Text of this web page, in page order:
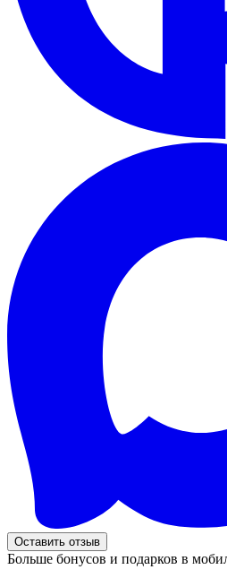
Оставить отзыв
Больше бонусов и подарков в